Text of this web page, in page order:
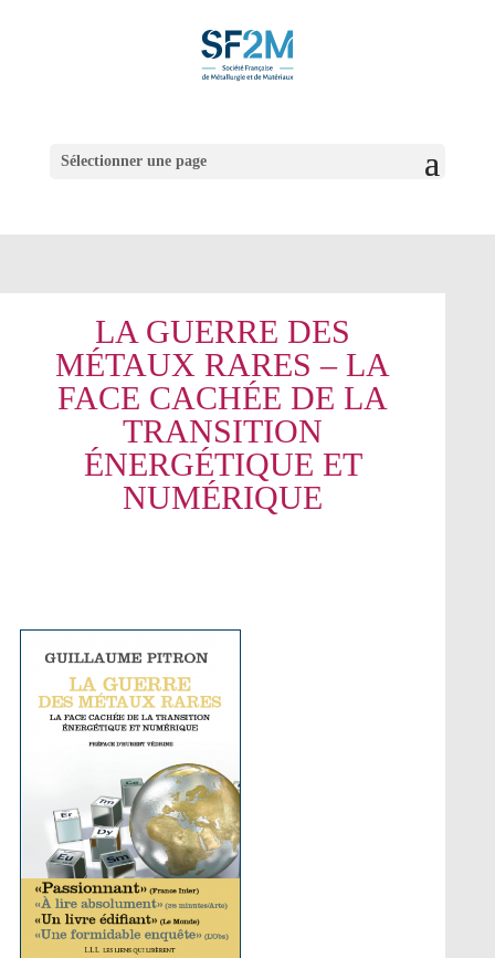
Sélectionner une page
LA GUERRE DES
MÉTAUX RARES – LA
FACE CACHÉE DE LA
TRANSITION
ÉNERGÉTIQUE ET
NUMÉRIQUE